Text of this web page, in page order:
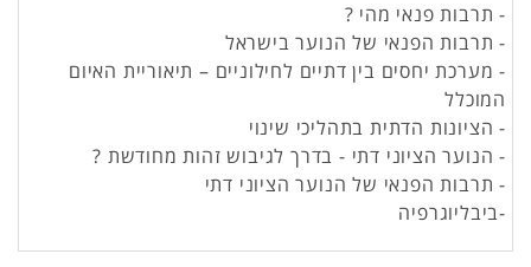
- תרבות פנאי מהי ?
- תרבות הפנאי של הנוער בישראל
- מערכת יחסים בין דתיים לחילוניים – תיאוריית האיום
המוכלל
- הציונות הדתית בתהליכי שינוי
- הנוער הציוני דתי - בדרך לגיבוש זהות מחודשת ?
- תרבות הפנאי של הנוער הציוני דתי
-ביבליוגרפיה